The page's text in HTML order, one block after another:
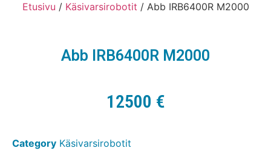
Etusivu / Käsivarsirobotit / Abb IRB6400R M2000
Abb IRB6400R M2000
12500 €
Category Käsivarsirobotit